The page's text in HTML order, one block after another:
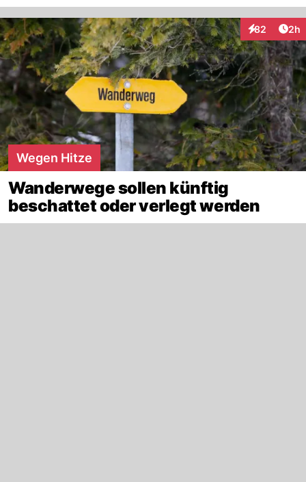
82
Interaktionen
2h
Wegen Hitze
Wanderwege sollen künftig
beschattet oder verlegt werden